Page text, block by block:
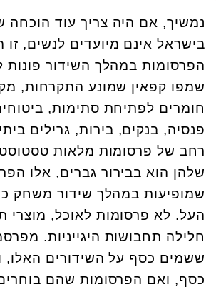
נמשיך, אם היה צריך עוד הוכחה
בישראל אינם מיועדים לנשים,
הפרסומות במהלך השידור פונות
שמפו קפאין שמונע התקרחות,
חומרים לפתיחת סתימות,
פנסיה, בנקים, בירות, גרילים
רחב של פרסומות מלאות
שלהן הוא בבירור גברים, אלו
שמופיעות במהלך שידור משחק
העל. לא פרסומות לאוכל, מוצרי
חלילה תחבושות היגייניות.
ששמים כסף על השידורים האלו,
כסף, ואם הפרסומות שהם